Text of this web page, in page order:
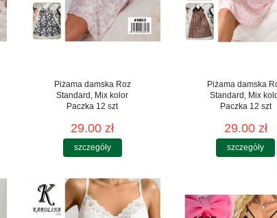
Piżama damska Roz
Standard, Mix kolor
Paczka 12 szt
29.00 zł
szczegóły
Piżama damska
Standard, Mix
Paczka 12 szt
29.00 zł
szczegóły